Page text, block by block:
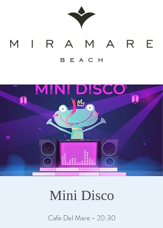
Mini Disco
Cafe Del Mare - 20:30